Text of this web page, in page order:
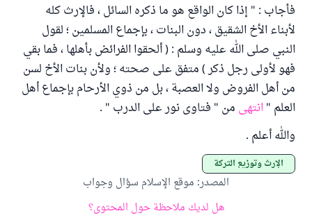
فأجاب : " إذا كان الواقع هو ما ذكره السائل ، فالإرث كله
لأبناء الأخ الشقيق ، دون البنات ، بإجماع المسلمين ؛ لقول
النبي صلى الله عليه وسلم : ( ألحقوا الفرائض بأهلها ، فما بقي
فهو لأولى رجل ذكر ) متفق على صحته ؛ ولأن بنات الأخ لسن
من أهل الفروض ولا العصبة ، بل من ذوي الأرحام بإجماع أهل
العلم "انتهى من " فتاوى نور على الدرب " .
والله أعلم .
الإرث وتوزيع التركة
المصدر: موقع الإسلام سؤال وجواب
هل لديك ملاحظة حول المحتوى؟